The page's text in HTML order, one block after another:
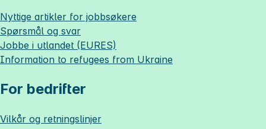
Nyttige artikler for jobbsøkere
Spørsmål og svar
Jobbe i utlandet (EURES)
Information to refugees from Ukraine
For bedrifter
Vilkår og retningslinjer